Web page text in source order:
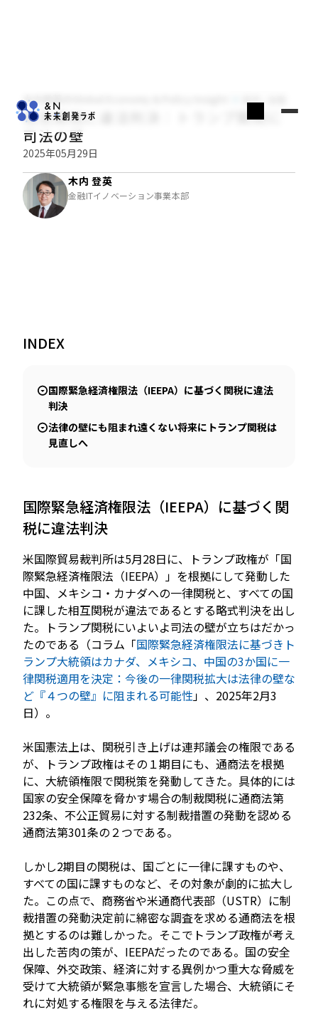
木内登英のGlobal Economy & Policy Insight
相互関税に違法判決：トランプ関税に
司法の壁
2025年05月29日
木内 登英
金融ITイノベーション事業本部
INDEX
国際緊急経済権限法（IEEPA）に基づく関税に違法
判決
法律の壁にも阻まれ遠くない将来にトランプ関税は
見直しへ
国際緊急経済権限法（IEEPA）に基づく関
税に違法判決
米国際貿易裁判所は5月28日に、トランプ政権が「国
際緊急経済権限法（IEEPA）」を根拠にして発動した
中国、メキシコ・カナダへの一律関税と、すべての国
に課した相互関税が違法であるとする略式判決を出し
た。トランプ関税にいよいよ司法の壁が立ちはだかっ
たのである（コラム「国際緊急経済権限法に基づきト
ランプ大統領はカナダ、メキシコ、中国の3か国に一
律関税適用を決定：今後の一律関税拡大は法律の壁な
ど『４つの壁』に阻まれる可能性」、2025年2月3
日）。
米国憲法上は、関税引き上げは連邦議会の権限である
が、トランプ政権はその１期目にも、通商法を根拠
に、大統領権限で関税策を発動してきた。具体的には
国家の安全保障を脅かす場合の制裁関税に通商法第
232条、不公正貿易に対する制裁措置の発動を認める
通商法第301条の２つである。
しかし2期目の関税は、国ごとに一律に課すものや、
すべての国に課すものなど、その対象が劇的に拡大し
た。この点で、商務省や米通商代表部（USTR）に制
裁措置の発動決定前に綿密な調査を求める通商法を根
拠とするのは難しかった。そこでトランプ政権が考え
出した苦肉の策が、IEEPAだったのである。国の安全
保障、外交政策、経済に対する異例かつ重大な脅威を
受けて大統領が緊急事態を宣言した場合、大統領にそ
れに対処する権限を与える法律だ。